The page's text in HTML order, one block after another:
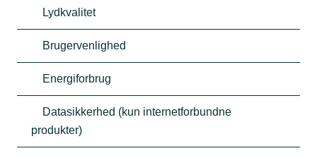
Lydkvalitet
Brugervenlighed
Energiforbrug
Datasikkerhed (kun internetforbundne
produkter)